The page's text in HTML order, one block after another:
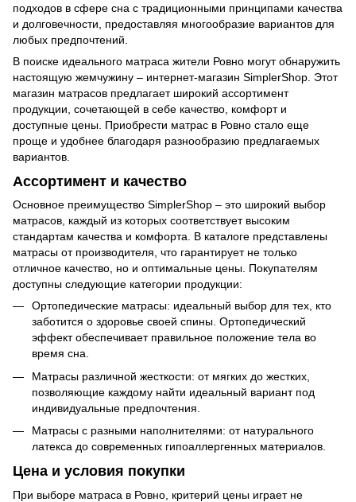
подходов в сфере сна с традиционными принципами качества
и долговечности, предоставляя многообразие вариантов для
любых предпочтений.
В поиске идеального матраса жители Ровно могут обнаружить
настоящую жемчужину – интернет-магазин SimplerShop. Этот
магазин матрасов предлагает широкий ассортимент
продукции, сочетающей в себе качество, комфорт и
доступные цены. Приобрести матрас в Ровно стало еще
проще и удобнее благодаря разнообразию предлагаемых
вариантов.
Ассортимент и качество
Основное преимущество SimplerShop – это широкий выбор
матрасов, каждый из которых соответствует высоким
стандартам качества и комфорта. В каталоге представлены
матрасы от производителя, что гарантирует не только
отличное качество, но и оптимальные цены. Покупателям
доступны следующие категории продукции:
Ортопедические матрасы: идеальный выбор для тех, кто
заботится о здоровье своей спины. Ортопедический
эффект обеспечивает правильное положение тела во
время сна.
Матрасы различной жесткости: от мягких до жестких,
позволяющие каждому найти идеальный вариант под
индивидуальные предпочтения.
Матрасы с разными наполнителями: от натурального
латекса до современных гипоаллергенных материалов.
Цена и условия покупки
При выборе матраса в Ровно, критерий цены играет не